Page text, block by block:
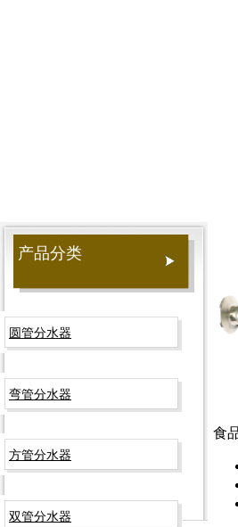
食
圆管分水器
弯管分水器
方管分水器
双管分水器
产品分类